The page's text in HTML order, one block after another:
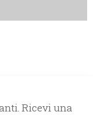
Ricevi una